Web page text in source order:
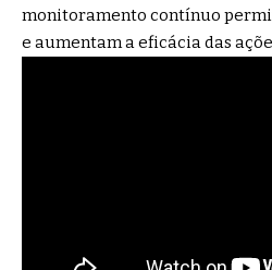
monitoramento contínuo
e aumentam a eficácia das